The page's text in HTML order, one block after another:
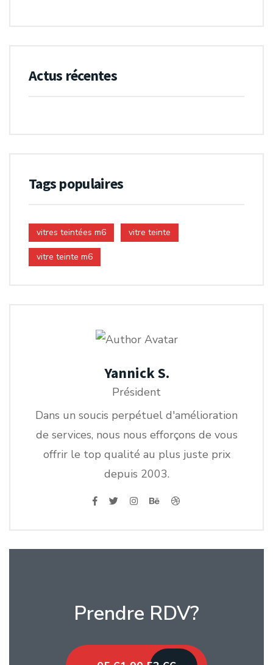
Actus récentes
Tags populaires
vitres teintées m6 vitre teinte
vitre teinte m6
Yannick S.
Président
Dans un soucis perpétuel d'amélioration
de services, nous nous efforçons de vous
offrir le top qualité au plus juste prix
depuis 2003.
Prendre RDV?